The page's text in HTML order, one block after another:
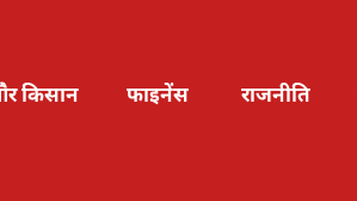
किसान फाइनेंस राजनीति